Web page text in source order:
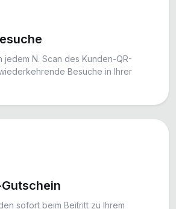
jedem N. Scan des Kunden-QR-
Besuche in Ihrer
sofort beim Beitritt zu Ihrem